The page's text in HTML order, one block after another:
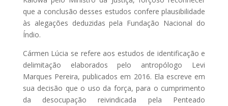
que a conclusão desses estudos confere plausibilidade
às alegações deduzidas pela Fundação Nacional do
Índio.
Cármen Lúcia se refere aos estudos de identificação e
delimitação elaborados pelo antropólogo Levi
Marques Pereira, publicados em 2016. Ela escreve em
sua decisão que o uso da força, para o cumprimento
da desocupação reivindicada pela Penteado